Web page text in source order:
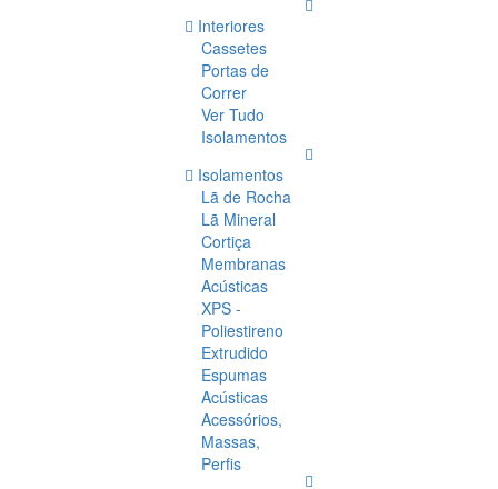
Interiores
Cassetes
Portas de
Correr
Ver Tudo
Isolamentos
Isolamentos
Lã de Rocha
Lã Mineral
Cortiça
Membranas
Acústicas
XPS -
Poliestireno
Extrudido
Espumas
Acústicas
Acessórios,
Massas,
Perfis